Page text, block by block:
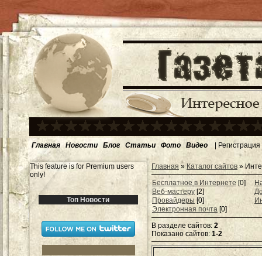
Главная Новости Блог Статьи Фото Видео | Регистрация
This feature is for Premium users
only!
Топ Новости
Главная » Каталог сайтов »
Бесплатное в Интернете [0]
Веб-мастеру [2]
Провайдеры [0]
Электронная почта [0]
В разделе сайтов: 2
Показано сайтов: 1-2